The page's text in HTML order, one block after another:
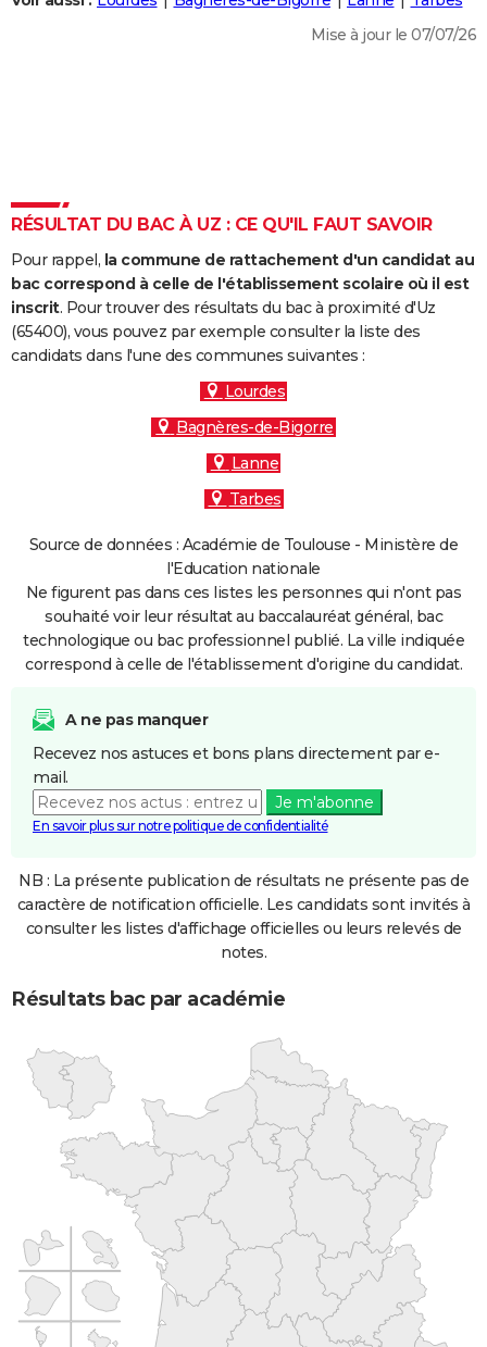
DICTIONNAIRE
COPAINS D'AVANT
S'inscrire
Se connecter
Lycées
Collèges
Primaires
Universités
Entreprises
Service militaire
Avis de recherche
AVIS DE DÉCÈS
Mise à jour le 07/07/26
RÉSULTAT DU BAC À UZ : CE QU'IL FAUT SAVOIR
Pour rappel, la commune de rattachement d'un candidat au
bac correspond à celle de l'établissement scolaire où il est
inscrit. Pour trouver des résultats du bac à proximité d'Uz
(65400), vous pouvez par exemple consulter la liste des
candidats dans l'une des communes suivantes :
Lourdes
Bagnères-de-Bigorre
Lanne
Tarbes
Source de données : Académie de Toulouse - Ministère de
l'Education nationale
Ne figurent pas dans ces listes les personnes qui n'ont pas
souhaité voir leur résultat au baccalauréat général, bac
technologique ou bac professionnel publié. La ville indiquée
correspond à celle de l'établissement d'origine du candidat.
A ne pas manquer
Recevez nos astuces et bons plans directement par e-
mail.
Je m'abonne
En savoir plus sur notre politique de confidentialité
NB : La présente publication de résultats ne présente pas de
caractère de notification officielle. Les candidats sont invités à
consulter les listes d'affichage officielles ou leurs relevés de
notes.
Résultats bac par académie